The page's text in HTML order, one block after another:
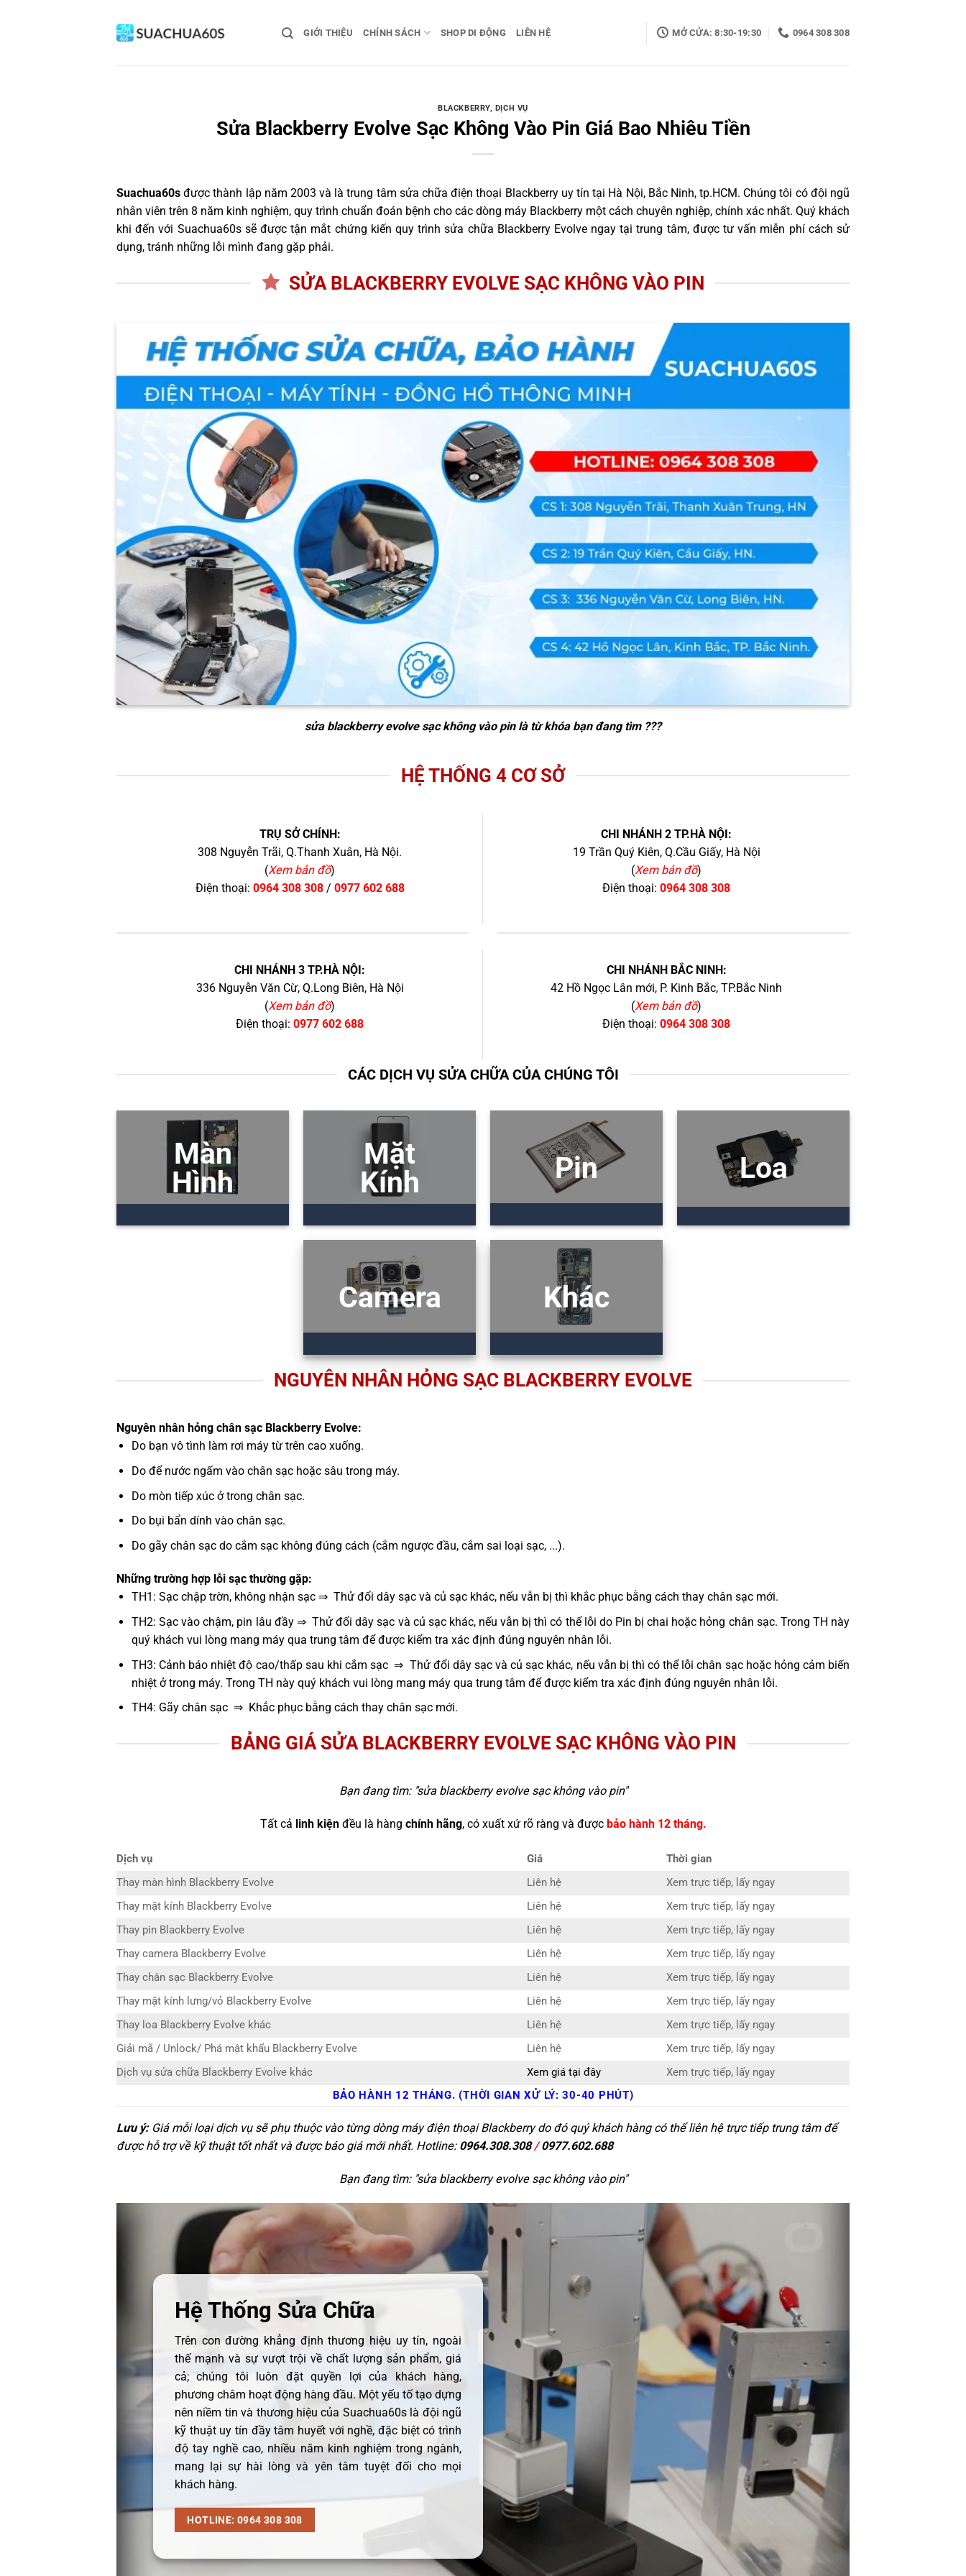
GIỚI THIỆU CHÍNH SÁCH SHOP DI ĐỘNG LIÊN HỆ MỞ CỬA: 8:30-19:30 0964 308 308
BLACKBERRY, DỊCH VỤ
Sửa Blackberry Evolve Sạc Không Vào Pin Giá Bao Nhiêu Tiền
Suachua60s được thành lập năm 2003 và là trung tâm sửa chữa điện thoại Blackberry uy tín tại Hà Nội, Bắc Ninh, tp.HCM. Chúng tôi có đội ngũ
nhân viên trên 8 năm kinh nghiệm, quy trình chuẩn đoán bệnh cho các dòng máy Blackberry một cách chuyên nghiệp, chính xác nhất. Quý khách
khi đến với Suachua60s sẽ được tận mắt chứng kiến quy trình sửa chữa Blackberry Evolve ngay tại trung tâm, được tư vấn miễn phí cách sử
dụng, tránh những lỗi mình đang gặp phải.
SỬA BLACKBERRY EVOLVE SẠC KHÔNG VÀO PIN
sửa blackberry evolve sạc không vào pinlà từ khóa bạn đang tìm ???
HỆ THỐNG 4 CƠ SỞ
TRỤ SỞ CHÍNH:
308 Nguyễn Trãi, Q.Thanh Xuân, Hà Nội.
(Xem bản đồ)
Điện thoại: 0964 308 308/ 0977 602 688
CHI NHÁNH 2 TP.HÀ NỘI:
19 Trần Quý Kiên, Q.Cầu Giấy, Hà Nội
(Xem bản đồ)
Điện thoại: 0964 308 308
CHI NHÁNH 3 TP.HÀ NỘI:
336 Nguyễn Văn Cừ, Q.Long Biên, Hà Nội
(Xem bản đồ)
Điện thoại: 0977 602 688
CHI NHÁNH BẮC NINH:
42 Hồ Ngọc Lân mới, P. Kinh Bắc, TP.Bắc Ninh
(Xem bản đồ)
Điện thoại: 0964 308 308
CÁC DỊCH VỤ SỬA CHỮA CỦA CHÚNG TÔI
Màn
Hình
Mặt
Kính
Pin Loa
Camera Khác
NGUYÊN NHÂN HỎNG SẠC BLACKBERRY EVOLVE
Nguyên nhân hỏng chân sạc Blackberry Evolve:
Do bạn vô tình làm rơi máy từ trên cao xuống.
Do để nước ngấm vào chân sạc hoặc sâu trong máy.
Do mòn tiếp xúc ở trong chân sạc.
Do bụi bẩn dính vào chân sạc.
Do gãy chân sạc do cắm sạc không đúng cách (cắm ngược đầu, cắm sai loại sạc, ...).
Những trường hợp lỗi sạc thường gặp:
TH1: Sạc chập trờn, không nhận sạc ⇒ Thử đổi dây sạc và củ sạc khác, nếu vẫn bị thì khắc phục bằng cách thay chân sạc mới.
TH2: Sạc vào chậm, pin lâu đầy ⇒ Thử đổi dây sạc và củ sạc khác, nếu vẫn bị thì có thể lỗi do Pin bị chai hoặc hỏng chân sạc. Trong TH này
quý khách vui lòng mang máy qua trung tâm để được kiểm tra xác định đúng nguyên nhân lỗi.
TH3: Cảnh báo nhiệt độ cao/thấp sau khi cắm sạc ⇒ Thử đổi dây sạc và củ sạc khác, nếu vẫn bị thì có thể lỗi chân sạc hoặc hỏng cảm biến
nhiệt ở trong máy. Trong TH này quý khách vui lòng mang máy qua trung tâm để được kiểm tra xác định đúng nguyên nhân lỗi.
TH4: Gãy chân sạc ⇒ Khắc phục bằng cách thay chân sạc mới.
BẢNG GIÁ SỬA BLACKBERRY EVOLVE SẠC KHÔNG VÀO PIN
Bạn đang tìm: "sửa blackberry evolve sạc không vào pin"
Tất cả linh kiệnđều là hàng chính hãng, có xuất xứ rõ ràng và được bảo hành 12 tháng.
Dịch vụ Giá
Thời gian
Thay màn hình Blackberry Evolve
Liên hệ
Xem trực tiếp, lấy ngay
Thay mặt kính Blackberry Evolve
Liên hệ
Xem trực tiếp, lấy ngay
Thay pin Blackberry Evolve
Liên hệ
Xem trực tiếp, lấy ngay
Thay camera Blackberry Evolve
Liên hệ
Xem trực tiếp, lấy ngay
Thay chân sạc Blackberry Evolve
Liên hệ
Xem trực tiếp, lấy ngay
Thay mặt kính lưng/vỏ Blackberry Evolve
Liên hệ
Xem trực tiếp, lấy ngay
Thay loa Blackberry Evolve khác
Liên hệ
Xem trực tiếp, lấy ngay
Giải mã / Unlock/ Phá mật khẩu Blackberry Evolve
Liên hệ
Xem trực tiếp, lấy ngay
Dịch vụ sửa chữa Blackberry Evolve khác
Xem giá tại đây
Xem trực tiếp, lấy ngay
BẢO HÀNH 12 THÁNG. (THỜI GIAN XỬ LÝ: 30-40 PHÚT)
Lưu ý:Giá mỗi loại dịch vụ sẽ phụ thuộc vào từng dòng máy điện thoại Blackberry do đó quý khách hàng có thể liên hệ trực tiếp trung tâm để
được hỗ trợ về kỹ thuật tốt nhất và được báo giá mới nhất. Hotline: 0964.308.308/0977.602.688
Bạn đang tìm: "sửa blackberry evolve sạc không vào pin"
Hệ Thống Sửa Chữa
Trên con đường khẳng định thương hiệu uy tín, ngoài
thế mạnh và sự vượt trội về chất lượng sản phẩm, giá
cả; chúng tôi luôn đặt quyền lợi của khách hàng,
phương châm hoạt động hàng đầu. Một yếu tố tạo dựng
nên niềm tin và thương hiệu của Suachua60s là đội ngũ
kỹ thuật uy tín đầy tâm huyết với nghề, đặc biệt có trình
độ tay nghề cao, nhiều năm kinh nghiệm trong ngành,
mang lại sự hài lòng và yên tâm tuyệt đối cho mọi
khách hàng.
HOTLINE: 0964 308 308